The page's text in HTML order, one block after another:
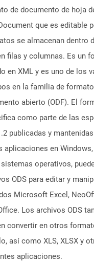
de documento de hoja
que es editable
se almacenan dentro
filas y columnas. Es un
en XML y es uno de los
en la familia de
abierto (ODF). El
como parte de las
publicadas y
aplicaciones en
operativos,
ODS para editar y
Microsoft Excel,
Los archivos ODS
convertir en otros
así como XLS, XLSX y
aplicaciones.